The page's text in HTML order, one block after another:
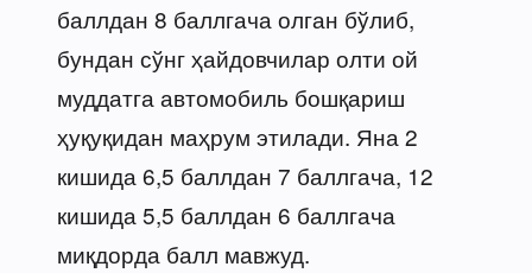
баллдан 8 баллгача олган бўлиб,
бундан сўнг ҳайдовчилар олти ой
муддатга автомобиль бошқариш
ҳуқуқидан маҳрум этилади. Яна 2
кишида 6,5 баллдан 7 баллгача, 12
кишида 5,5 баллдан 6 баллгача
миқдорда балл мавжуд.